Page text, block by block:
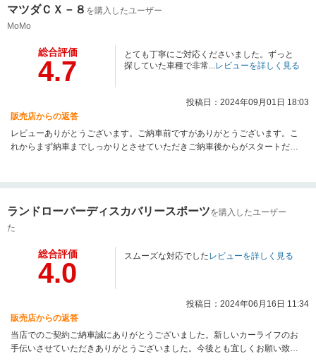
マツダＣＸ－８ を購入したユーザー
MoMo
総合評価
4.7
とても丁寧にご対応くださいました。ずっと
探していた車種で非常...レビューを詳しく見る
投稿日：2024年09月01日 18:03
販売店からの返答
レビューありがとうございます。ご納車前ですがありがとうございます。こ
れからまず納車までしっかりとさせていただきご納車後からがスタートだと
ランドローバーディスカバリースポーツを購入したユーザー
た
総合評価
4.0
スムーズな対応でしたレビューを詳しく見る
投稿日：2024年06月16日 11:34
販売店からの返答
当店でのご契約ご納車誠にありがとうございました。新しいカーライフのお
手伝いさせていただきありがとうございました。今後とも宜しくお願い致し